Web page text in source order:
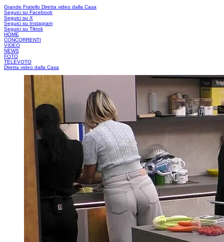
Grande Fratello Diretta video dalla Casa
Seguici su Facebook
Seguici su X
Seguici su Instagram
Seguici su Tiktok
HOME
CONCORRENTI
VIDEO
NEWS
FOTO
TELEVOTO
Diretta video dalla Casa